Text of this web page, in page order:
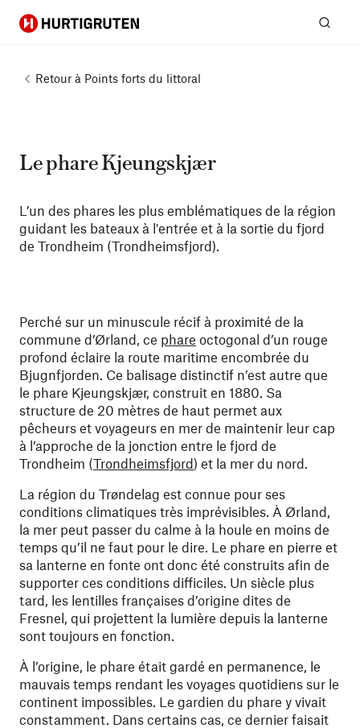
Hurtigruten
Retour à Points forts du littoral
Le phare Kjeungskjær
L’un des phares les plus emblématiques de la région
guidant les bateaux à l'entrée et à la sortie du fjord
de Trondheim (Trondheimsfjord).
Perché sur un minuscule récif à proximité de la
commune d’Ørland, ce phare octogonal d’un rouge
profond éclaire la route maritime encombrée du
Bjugnfjorden. Ce balisage distinctif n’est autre que
le phare Kjeungskjær, construit en 1880. Sa
structure de 20 mètres de haut permet aux
pêcheurs et voyageurs en mer de maintenir leur cap
à l’approche de la jonction entre le fjord de
Trondheim (Trondheimsfjord) et la mer du nord.
La région du Trøndelag est connue pour ses
conditions climatiques très imprévisibles. À Ørland,
la mer peut passer du calme à la houle en moins de
temps qu’il ne faut pour le dire. Le phare en pierre et
sa lanterne en fonte ont donc été construits afin de
supporter ces conditions difficiles. Un siècle plus
tard, les lentilles françaises d’origine dites de
Fresnel, qui projettent la lumière depuis la lanterne
sont toujours en fonction.
À l’origine, le phare était gardé en permanence, le
mauvais temps rendant les voyages quotidiens sur le
continent impossibles. Le gardien du phare y vivait
constamment. Dans certains cas, ce dernier faisait